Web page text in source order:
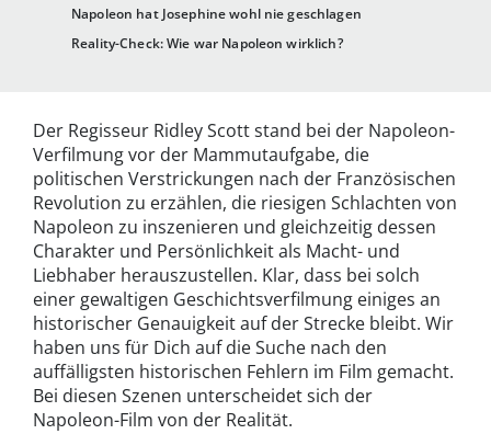
Napoleon hat Josephine wohl nie geschlagen
Reality-Check: Wie war Napoleon wirklich?
Der Regisseur Ridley Scott stand bei der Napoleon-
Verfilmung vor der Mammutaufgabe, die
politischen Verstrickungen nach der Französischen
Revolution zu erzählen, die riesigen Schlachten von
Napoleon zu inszenieren und gleichzeitig dessen
Charakter und Persönlichkeit als Macht- und
Liebhaber herauszustellen. Klar, dass bei solch
einer gewaltigen Geschichtsverfilmung einiges an
historischer Genauigkeit auf der Strecke bleibt. Wir
haben uns für Dich auf die Suche nach den
auffälligsten historischen Fehlern im Film gemacht.
Bei diesen Szenen unterscheidet sich der
Napoleon-Film von der Realität.